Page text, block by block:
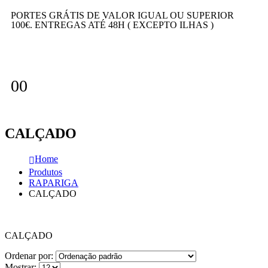
PORTES GRÁTIS DE VALOR IGUAL OU SUPERIOR
100€. ENTREGAS ATÉ 48H ( EXCEPTO ILHAS )
00
CALÇADO
Home
Produtos
RAPARIGA
CALÇADO
CALÇADO
Ordenar por: